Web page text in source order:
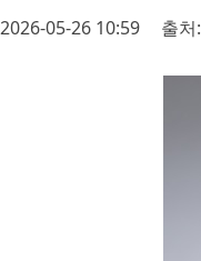
2026-05-26 10:59 출처: